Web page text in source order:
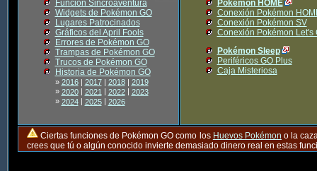
Función Sincroaventura
Widgets de Pokémon GO
Lugares Patrocinados
Gráficos del April Fools
Errores de Pokémon GO
Trampas de Pokémon GO
Trucos de Pokémon GO
Historia de Pokémon GO
» 2016| 2017| 2018| 2019
» 2020| 2021| 2022| 2023
» 2024| 2025| 2026
Pokémon HOME
Conexión Pokémon
Conexión Pokémon SV
Conexión Pokémon Let's
Pokémon Sleep
Periféricos GO Plus
Caja Misteriosa
Ciertas funciones de Pokémon GO como los Huevos Pokémon o la
crees que tú o algún conocido invierte demasiado dinero real en estas